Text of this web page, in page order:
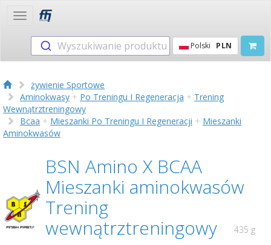
Toggle
Wyszukiwanie produktu Polski PLN
żywienie Sportowe
Aminokwasy + Po Treningu I Regeneracja + Trening
Wewnątrztreningowy
Bcaa + Mieszanki Po Treningu I Regeneracji + Mieszanki
Aminokwasów
BSN Amino X BCAA
Mieszanki aminokwasów
Trening
wewnątrztreningowy
435 g